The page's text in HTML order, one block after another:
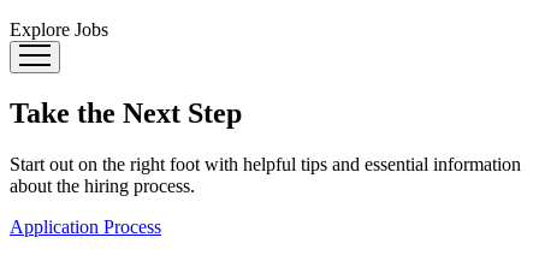
Explore Jobs
Take the Next Step
Start out on the right foot with helpful tips and essential information
about the hiring process.
Application Process